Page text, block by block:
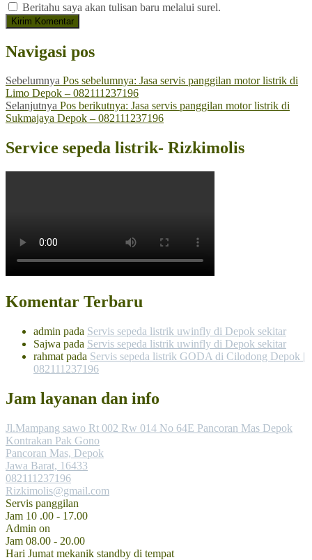
Beritahu saya akan tulisan baru melalui surel.
Navigasi pos
Sebelumnya Pos sebelumnya: Jasa servis panggilan motor listrik di
Limo Depok – 082111237196
Selanjutnya Pos berikutnya: Jasa servis panggilan motor listrik di
Sukmajaya Depok – 082111237196
Service sepeda listrik- Rizkimolis
Komentar Terbaru
admin pada Servis sepeda listrik uwinfly di Depok sekitar
Sajwa pada Servis sepeda listrik uwinfly di Depok sekitar
rahmat pada Servis sepeda listrik GODA di Cilodong Depok |
082111237196
Jam layanan dan info
Jl.Mampang sawo Rt 002 Rw 014 No 64E Pancoran Mas Depok
Kontrakan Pak Gono
Pancoran Mas, Depok
Jawa Barat, 16433
082111237196
Rizkimolis@gmail.com
Servis panggilan
Jam 10 .00 - 17.00
Admin on
Jam 08.00 - 20.00
Hari Jumat mekanik standby di tempat